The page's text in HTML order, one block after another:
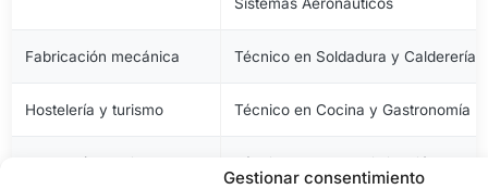
Gestionar consentimiento
Fabricación mecánica Técnico en Soldadura y Calderería
Hostelería y turismo Técnico en Cocina y Gastronomía
Hostelería y turismo Técnico en Comercialización de